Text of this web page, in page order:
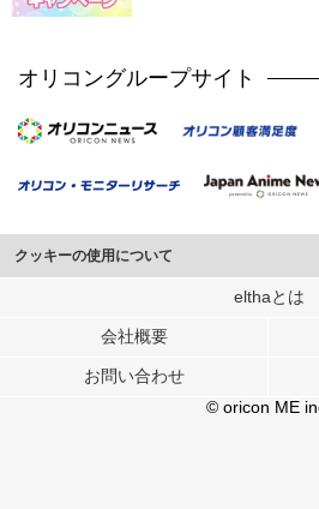
オリコングループサイト
クッキーの使用について
このサイトでは Cookie を使用して、ユーザー
行っています。
メディアや広告配信、データ解析の各パート
ユーザーが各パートナーのサービスを使用し
elthaとは
会社概要
お問い合わせ
© oricon ME